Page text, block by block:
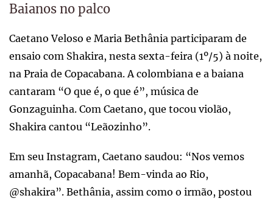
Baianos no palco
Caetano Veloso e Maria Bethânia participaram de
ensaio com Shakira, nesta sexta-feira (1º/5) à noite,
na Praia de Copacabana. A colombiana e a baiana
cantaram “O que é, o que é”, música de
Gonzaguinha. Com Caetano, que tocou violão,
Shakira cantou “Leãozinho”.
Em seu Instagram, Caetano saudou: “Nos vemos
amanhã, Copacabana! Bem-vinda ao Rio,
@shakira”. Bethânia, assim como o irmão, postou